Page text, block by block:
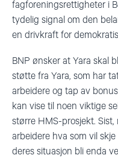
fagforeningsrettigheter i
tydelig signal om den
en drivkraft for
BNP ønsker at Yara skal
støtte fra Yara, som har
arbeidere og tap av
kan vise til noen viktige
større HMS-prosjekt.
arbeidere hva som vil
deres situasjon bli enda